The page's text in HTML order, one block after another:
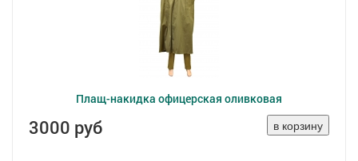
Плащ-накидка офицерская оливковая
3000 руб